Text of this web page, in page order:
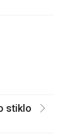
stiklo